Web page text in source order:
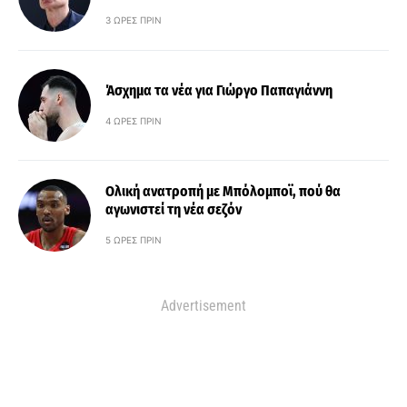
3 ΏΡΕΣ ΠΡΙΝ
Άσχημα τα νέα για Γιώργο Παπαγιάννη
4 ΏΡΕΣ ΠΡΙΝ
Ολική ανατροπή με Μπόλομποϊ, πού θα
αγωνιστεί τη νέα σεζόν
5 ΏΡΕΣ ΠΡΙΝ
Advertisement